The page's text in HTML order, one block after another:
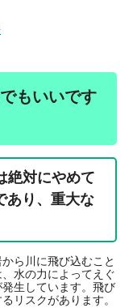
もいいです
絶対にやめて
あり、重大な
ら川に飛び込むこと
水の力によってえぐ
生しています。飛び
リスクがあります。